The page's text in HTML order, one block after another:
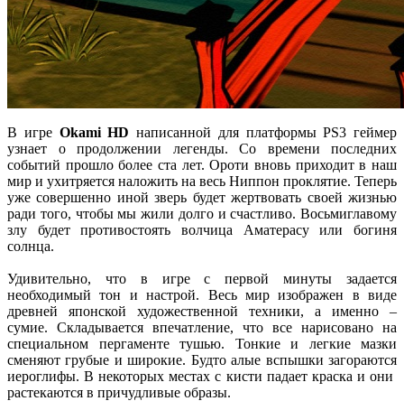
В игре Okami HD написанной для платформы PS3 геймер
узнает о продолжении легенды. Со времени последних
событий прошло более ста лет. Ороти вновь приходит в наш
мир и ухитряется наложить на весь Ниппон проклятие. Теперь
уже совершенно иной зверь будет жертвовать своей жизнью
ради того, чтобы мы жили долго и счастливо. Восьмиглавому
злу будет противостоять волчица Аматерасу или богиня
солнца.
Удивительно, что в игре с первой минуты задается
необходимый тон и настрой. Весь мир изображен в виде
древней японской художественной техники, а именно –
сумие. Складывается впечатление, что все нарисовано на
специальном пергаменте тушью. Тонкие и легкие мазки
сменяют грубые и широкие. Будто алые вспышки загораются
иероглифы. В некоторых местах с кисти падает краска и они
растекаются в причудливые образы.